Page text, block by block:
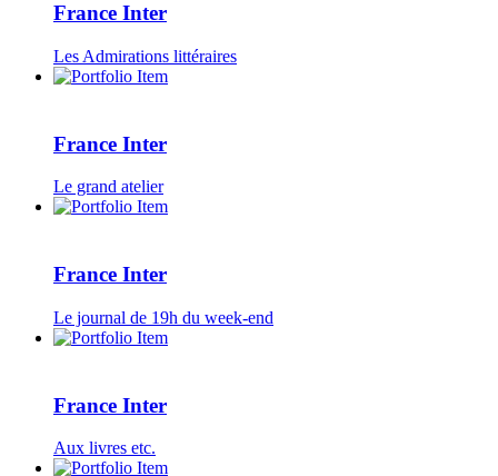
France Inter
Les Admirations littéraires
France Inter
Le grand atelier
France Inter
Le journal de 19h du week-end
France Inter
Aux livres etc.